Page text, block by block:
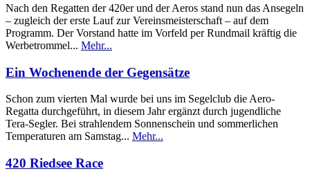
Nach den Regatten der 420er und der Aeros stand nun das Ansegeln
– zugleich der erste Lauf zur Vereinsmeisterschaft – auf dem
Programm. Der Vorstand hatte im Vorfeld per Rundmail kräftig die
Werbetrommel... Mehr...
Ein Wochenende der Gegensätze
Schon zum vierten Mal wurde bei uns im Segelclub die Aero-
Regatta durchgeführt, in diesem Jahr ergänzt durch jugendliche
Tera-Segler. Bei strahlendem Sonnenschein und sommerlichen
Temperaturen am Samstag... Mehr...
420 Riedsee Race